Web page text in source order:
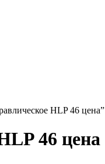
HLP 46 цена”
46 цена